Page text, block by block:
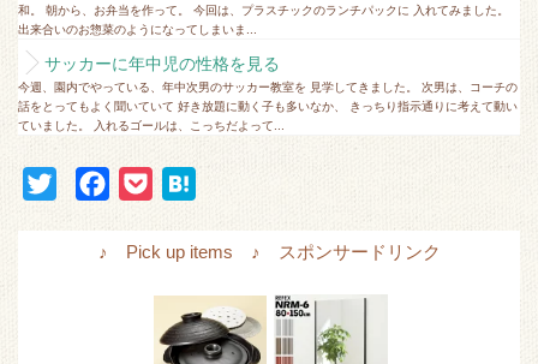
和。 朝から、お弁当を作って。 今回は、プラスチックのランチパックに 入れてみました。
出来合いのお惣菜のようになってしまいま...
サッカーに年中児の性格を見る
今週、園内でやっている、年中次男のサッカー教室を 見学してきました。 次男は、コーチの
話をとってもよく聞いていて 好き放題に動く子も多いなか、 きっちり指示通りに考えて動い
ていました。 入れるゴールは、こっちだよって...
c
t
n
a
♪ Pick up items ♪ スポンサードリンク